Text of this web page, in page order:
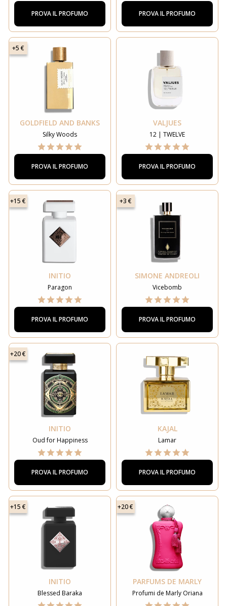
PROVA IL PROFUMO PROVA IL PROFUMO
+5 €
GOLDFIELD AND BANKS
Silky Woods
PROVA IL PROFUMO
VALJUES
12 | TWELVE
PROVA IL PROFUMO
+15 €
INITIO
Paragon
PROVA IL PROFUMO
+3 €
SIMONE ANDREOLI
Vicebomb
PROVA IL PROFUMO
+20 €
INITIO
Oud for Happiness
PROVA IL PROFUMO
KAJAL
Lamar
PROVA IL PROFUMO
+15 €
INITIO
Blessed Baraka
+20 €
PARFUMS DE MARLY
Profumi de Marly Oriana